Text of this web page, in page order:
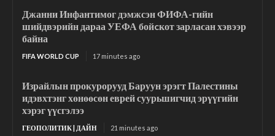
Джанни Инфантимог дэмжсэн ФИФА-гийн
шийдвэрийн дараа УЕФА бойcкот зарласан хэвээр
байна
FIFA WORLD CUP 17 minutes ago
Израйлын прокурорууд Баруун эрэгт Палестины
идэвхтэнг хөнөөсөн еврей суурьшигчид эрүүгийн
хэрэг үүсгэлээ
ГЕОПОЛИТИК | ДАЙН 21 minutes ago